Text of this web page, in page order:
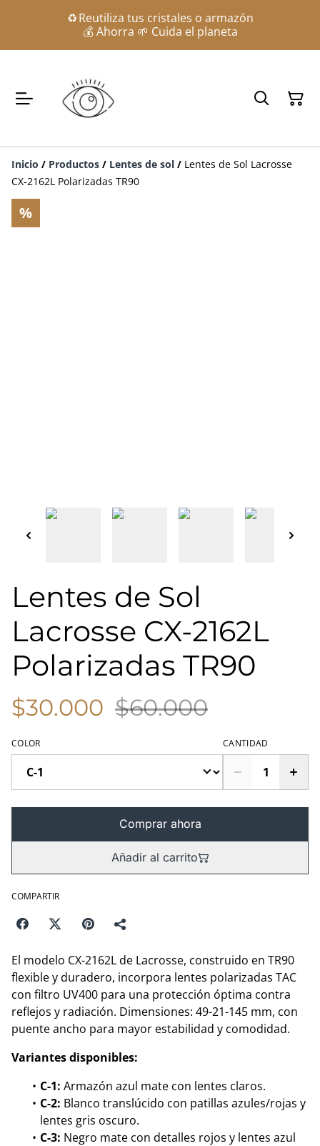
♻️ Reutiliza tus cristales o armazón
💰 Ahorra 🌱 Cuida el planeta
Inicio / Productos / Lentes de sol / Lentes de Sol Lacrosse
CX-2162L Polarizadas TR90
%
Lentes de Sol
Lacrosse CX-2162L
Polarizadas TR90
$30.000 $60.000
COLOR CANTIDAD
Comprar ahora
Añadir al carrito
COMPARTIR
El modelo CX-2162L de Lacrosse, construido en TR90
flexible y duradero, incorpora lentes polarizadas TAC
con filtro UV400 para una protección óptima contra
reflejos y radiación. Dimensiones: 49-21-145 mm, con
puente ancho para mayor estabilidad y comodidad.
Variantes disponibles:
C-1: Armazón azul mate con lentes claros.
C-2: Blanco translúcido con patillas azules/rojas y
lentes gris oscuro.
C-3: Negro mate con detalles rojos y lentes azul